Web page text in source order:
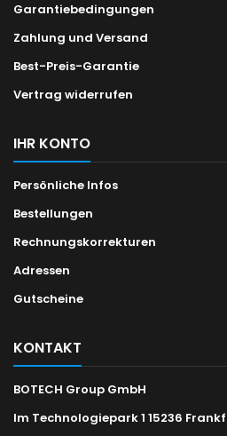
Garantiebedingungen
Zahlung und Versand
Best-Preis-Garantie
Vertrag widerrufen
IHR KONTO
Persönliche Infos
Bestellungen
Rechnungskorrekturen
Adressen
Gutscheine
KONTAKT
BOTECH Group GmbH
Im Technologiepark 1 15236